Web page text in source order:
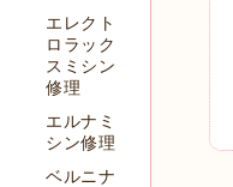
エレクト
ロラック
スミシン
修理
エルナミ
シン修理
ベルニナ